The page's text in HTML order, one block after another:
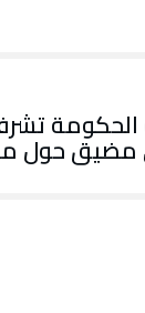
الحكومة
مضيق حول